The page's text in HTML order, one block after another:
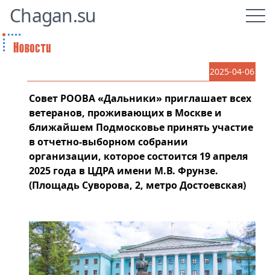
Chagan.su
2025-04-06
Совет РООВА «Дальники» приглашает всех
ветеранов, проживающих в Москве и
ближайшем Подмосковье принять участие
в отчетно-выборном собрании
организации, которое состоится 19 апреля
2025 года в ЦДРА имени М.В. Фрунзе.
(Площадь Суворова, 2, метро Достоевская)